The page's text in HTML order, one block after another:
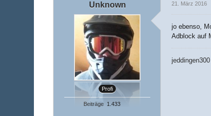
Unknown
Profi
Beiträge 1.433
21. März 2016
jo ebenso,
Adblock auf
jeddingen300